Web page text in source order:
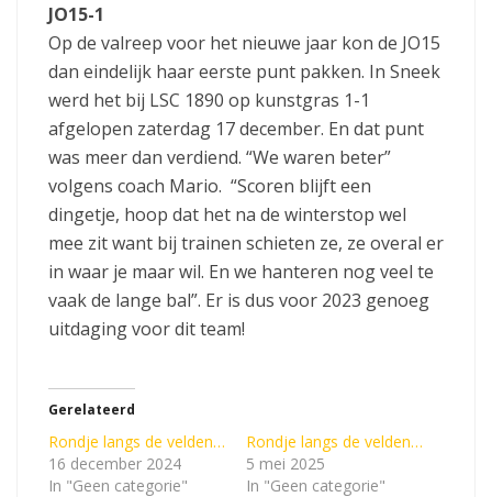
JO15-1
Op de valreep voor het nieuwe jaar kon de JO15
dan eindelijk haar eerste punt pakken. In Sneek
werd het bij LSC 1890 op kunstgras 1-1
afgelopen zaterdag 17 december. En dat punt
was meer dan verdiend. “We waren beter”
volgens coach Mario. “Scoren blijft een
dingetje, hoop dat het na de winterstop wel
mee zit want bij trainen schieten ze, ze overal er
in waar je maar wil. En we hanteren nog veel te
vaak de lange bal”. Er is dus voor 2023 genoeg
uitdaging voor dit team!
Gerelateerd
Rondje langs de velden…
16 december 2024
In "Geen categorie"
Rondje langs de velden…
5 mei 2025
In "Geen categorie"